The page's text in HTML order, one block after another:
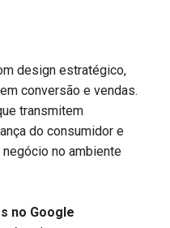
design estratégico,
conversão e vendas.
transmitem
do consumidor e
no ambiente
no Google